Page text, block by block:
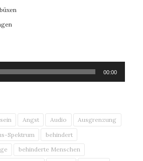
00:00
Angst Audio
Ausgrenzung
Spektrum
behindert
behinderte Menschen